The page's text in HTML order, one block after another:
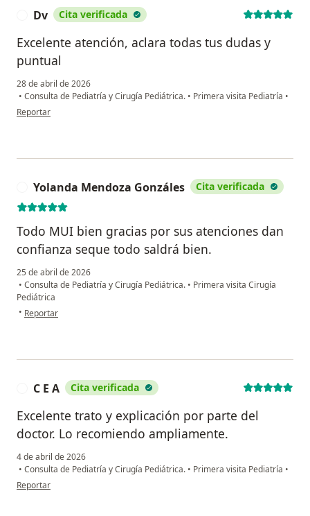
Dv Cita verificada
Excelente atención, aclara todas tus dudas y
puntual
28 de abril de 2026
• Consulta de Pediatría y Cirugía Pediátrica. • Primera visita Pediatría •
en opinión del usuario Dv
Reportar
Yolanda Mendoza Gonzáles Cita verificada
Todo MUI bien gracias por sus atenciones dan
confianza seque todo saldrá bien.
25 de abril de 2026
• Consulta de Pediatría y Cirugía Pediátrica. • Primera visita Cirugía
Pediátrica
• en opinión del usuario Yolanda Mendoza Gonzáles
Reportar
C E A Cita verificada
Excelente trato y explicación por parte del
doctor. Lo recomiendo ampliamente.
4 de abril de 2026
• Consulta de Pediatría y Cirugía Pediátrica. • Primera visita Pediatría •
en opinión del usuario C E A
Reportar